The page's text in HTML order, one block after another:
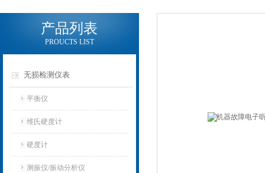
产品列表
PROUCTS LIST
无损检测仪表
平衡仪
维氏硬度计
硬度计
测振仪/振动分析仪